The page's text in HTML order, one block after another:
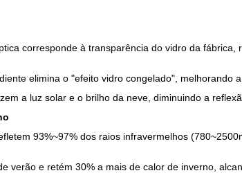
corresponde à transparência do vidro da
elimina o "efeito vidro congelado", melhorando
a luz solar e o brilho da neve, diminuindo a
93%~97% dos raios infravermelhos
verão e retém 30% a mais de calor de inverno,